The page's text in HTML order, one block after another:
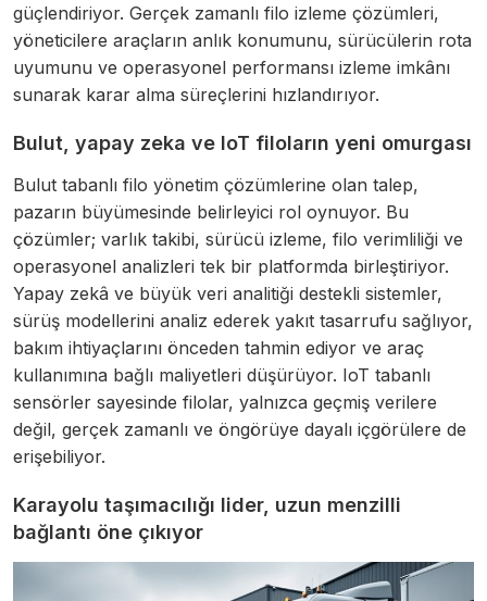
güçlendiriyor. Gerçek zamanlı filo izleme çözümleri,
yöneticilere araçların anlık konumunu, sürücülerin rota
uyumunu ve operasyonel performansı izleme imkânı
sunarak karar alma süreçlerini hızlandırıyor.
Bulut, yapay zeka ve IoT filoların yeni omurgası
Bulut tabanlı filo yönetim çözümlerine olan talep,
pazarın büyümesinde belirleyici rol oynuyor. Bu
çözümler; varlık takibi, sürücü izleme, filo verimliliği ve
operasyonel analizleri tek bir platformda birleştiriyor.
Yapay zekâ ve büyük veri analitiği destekli sistemler,
sürüş modellerini analiz ederek yakıt tasarrufu sağlıyor,
bakım ihtiyaçlarını önceden tahmin ediyor ve araç
kullanımına bağlı maliyetleri düşürüyor. IoT tabanlı
sensörler sayesinde filolar, yalnızca geçmiş verilere
değil, gerçek zamanlı ve öngörüye dayalı içgörülere de
erişebiliyor.
Karayolu taşımacılığı lider, uzun menzilli
bağlantı öne çıkıyor